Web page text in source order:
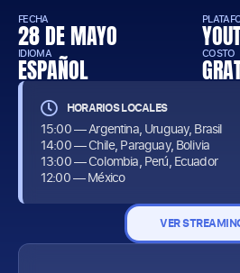
FECHA
28 DE MAYO
IDIOMA
ESPAÑOL
COSTO
HORARIOS LOCALES
15:00 — Argentina, Uruguay, Brasil
14:00 — Chile, Paraguay, Bolivia
13:00 — Colombia, Perú, Ecuador
12:00 — México
VER